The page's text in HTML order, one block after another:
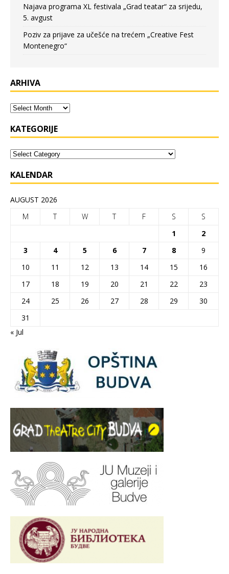
Najava programa XL festivala „Grad teatar“ za srijedu,
5. avgust
Poziv za prijave za učešće na trećem „Creative Fest
Montenegro“
ARHIVA
KATEGORIJE
KALENDAR
AUGUST 2026
M
T W T F S
S
1
2
3
4 5 6 7 8
9
10
11 12 13 14 15
16
17
18 19 20 21 22
23
24
25 26 27 28 29
30
31
« Jul